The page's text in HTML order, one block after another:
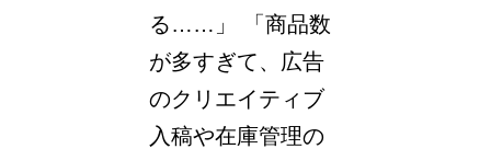
る……」 「商品数
が多すぎて、広告
のクリエイティブ
入稿や在庫管理の